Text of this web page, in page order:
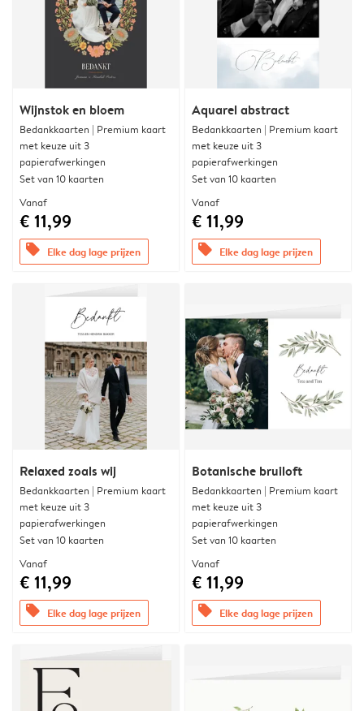
Wijnstok en bloem
Bedankkaarten | Premium kaart
met keuze uit 3
papierafwerkingen
Set van 10 kaarten
Vanaf
€ 11,99
offers Elke dag lage prijzen
Aquarel abstract
Bedankkaarten | Premium kaart
met keuze uit 3
papierafwerkingen
Set van 10 kaarten
Vanaf
€ 11,99
offers Elke dag lage prijzen
Relaxed zoals wij
Bedankkaarten | Premium kaart
met keuze uit 3
papierafwerkingen
Set van 10 kaarten
Vanaf
€ 11,99
offers Elke dag lage prijzen
Botanische bruiloft
Bedankkaarten | Premium kaart
met keuze uit 3
papierafwerkingen
Set van 10 kaarten
Vanaf
€ 11,99
offers Elke dag lage prijzen